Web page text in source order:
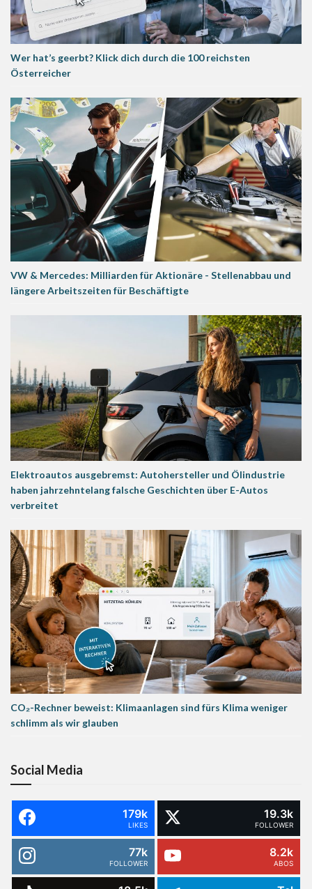
Wer hat’s geerbt? Klick dich durch die 100 reichsten
Österreicher
VW & Mercedes: Milliarden für Aktionäre - Stellenabbau und
längere Arbeitszeiten für Beschäftigte
Elektroautos ausgebremst: Autohersteller und Ölindustrie
haben jahrzehntelang falsche Geschichten über E-Autos
verbreitet
CO₂-Rechner beweist: Klimaanlagen sind fürs Klima weniger
schlimm als wir glauben
Social Media
179k
LIKES
19.3k
FOLLOWER
77k
FOLLOWER
8.2k
ABOS